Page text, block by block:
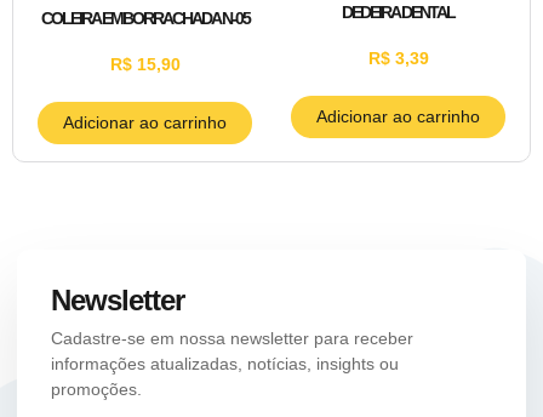
COLEIRA EMBORRACHADA N-05
R$15,90
Adicionar ao carrinho
DEDEIRA DENTAL
R$3,39
Adicionar ao carrinho
Newsletter
Cadastre-se em nossa newsletter para receber
informações atualizadas, notícias, insights ou
promoções.